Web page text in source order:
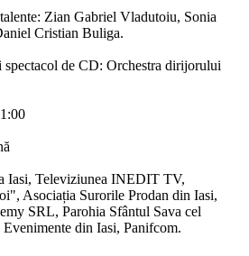
Zian Gabriel Vladutoiu, Sonia
Cristian Buliga.
spectacol de CD: Orchestra dirijorului
Iasi, Televiziunea INEDIT TV,
Asociația Surorile Prodan din Iasi,
SRL, Parohia Sfântul Sava cel
din Iasi, Panifcom.